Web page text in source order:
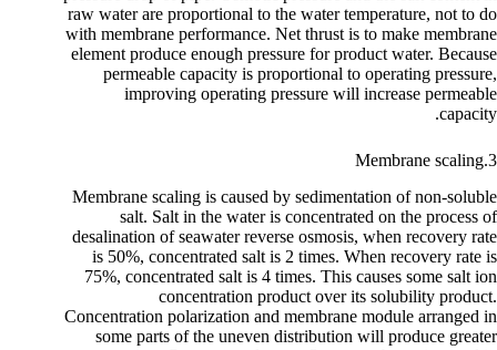
raw water are proportional to the water temperature, not to do
with membrane performance. Net thrust is to make membrane
element produce enough pressure for product water. Because
permeable capacity is proportional to operating pressure,
improving operating pressure will increase permeable
capacity.
3.Membrane scaling
Membrane scaling is caused by sedimentation of non-soluble
salt. Salt in the water is concentrated on the process of
desalination of seawater reverse osmosis, when recovery rate
is 50%, concentrated salt is 2 times. When recovery rate is
75%, concentrated salt is 4 times. This causes some salt ion
concentration product over its solubility product.
Concentration polarization and membrane module arranged in
some parts of the uneven distribution will produce greater